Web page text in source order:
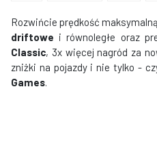
Rozwińcie prędkość
driftowe i równoległe oraz
Classic, 3x więcej nagród za
zniżki na pojazdy i nie tylko -
Games.